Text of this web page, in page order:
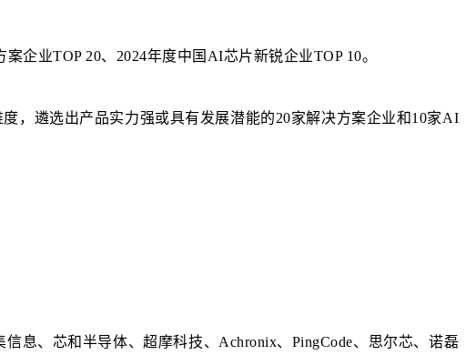
企业TOP 20、2024年度中国AI芯片新锐企业TOP 10。
，遴选出产品实力强或具有发展潜能的20家解决方案企业和10家AI
息、芯和半导体、超摩科技、Achronix、PingCode、思尔芯、诺磊